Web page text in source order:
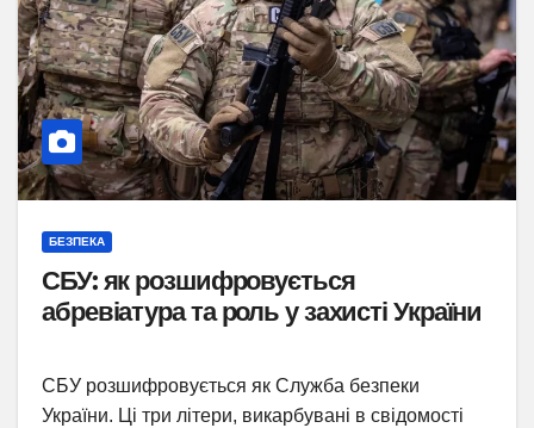
БЕЗПЕКА
СБУ: як розшифровується
абревіатура та роль у захисті України
СБУ розшифровується як Служба безпеки
України. Ці три літери, викарбувані в свідомості